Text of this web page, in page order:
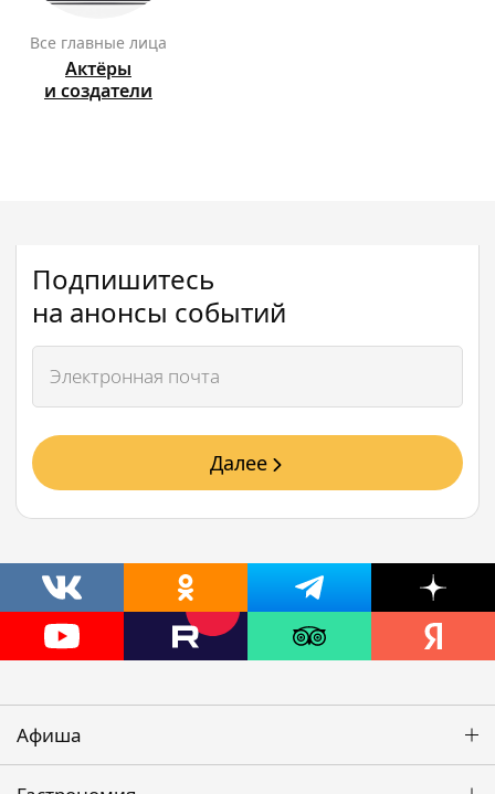
Все главные лица
Актёры
и создатели
Подпишитесь
на анонсы событий
Далее
Афиша